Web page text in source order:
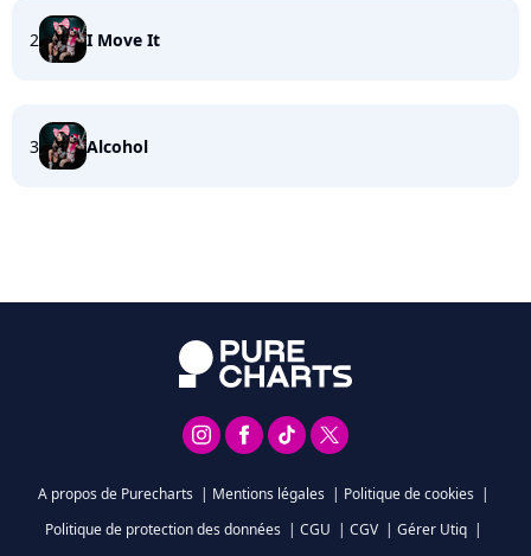
2 I Move It
3 Alcohol
A propos de Purecharts | Mentions légales | Politique de cookies |
Politique de protection des données | CGU | CGV | Gérer Utiq |